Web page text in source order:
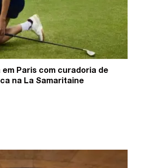
em Paris com curadoria de
na La Samaritaine